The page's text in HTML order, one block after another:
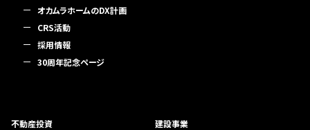
オカムラホームのDX計画
CRS活動
採用情報
30周年記念ページ
不動産投資 建設事業